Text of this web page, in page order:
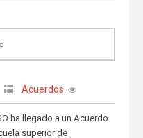
Acuerdos
ha llegado a un Acuerdo
superior de